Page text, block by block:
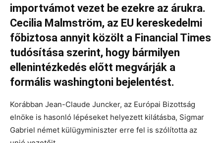
importvámot vezet be ezekre az árukra.
Cecilia Malmström, az EU kereskedelmi
főbiztosa annyit közölt a Financial Times
tudósítása szerint, hogy bármilyen
ellenintézkedés előtt megvárják a
formális washingtoni bejelentést.
Korábban Jean-Claude Juncker, az Európai Bizottság
elnöke is hasonló lépéseket helyezett kilátásba, Sigmar
Gabriel német külügyminiszter erre fel is szólította az